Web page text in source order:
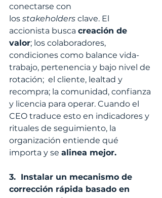
conectarse con
los stakeholders clave. El
accionista busca creación de
valor; los colaboradores,
condiciones como balance vida-
trabajo, pertenencia y bajo nivel de
rotación;  el cliente, lealtad y
recompra; la comunidad, confianza
y licencia para operar. Cuando el
CEO traduce esto en indicadores y
rituales de seguimiento, la
organización entiende qué
importa y se alinea mejor.
3.  Instalar un mecanismo de
corrección rápida basado en